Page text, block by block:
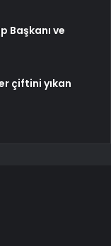
Başkanı ve
çiftini yıkan